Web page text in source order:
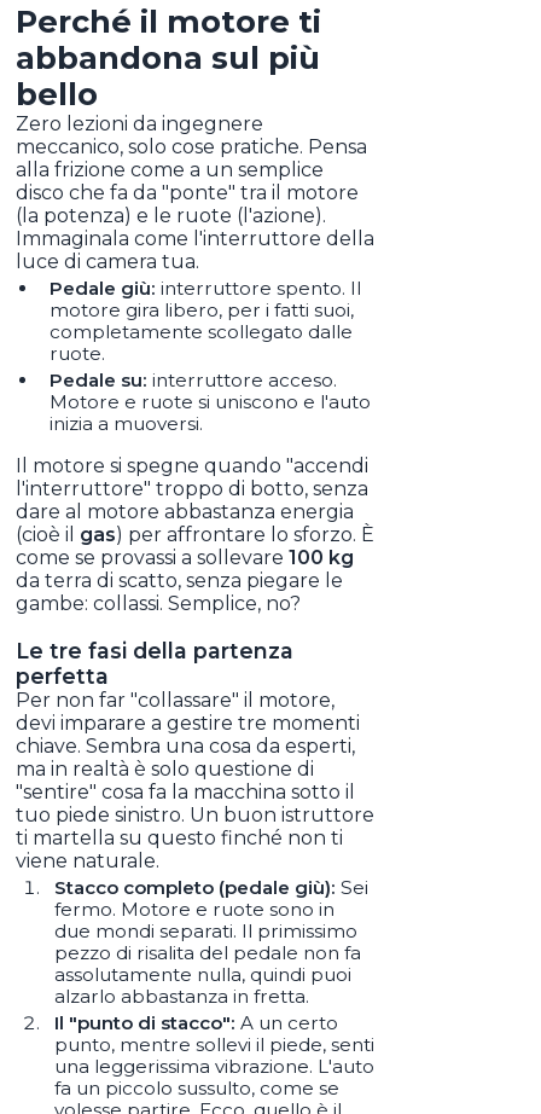
Perché il motore ti
abbandona sul più
bello
Zero lezioni da ingegnere
meccanico, solo cose pratiche. Pensa
alla frizione come a un semplice
disco che fa da "ponte" tra il motore
(la potenza) e le ruote (l'azione).
Immaginala come l'interruttore della
luce di camera tua.
Pedale giù: interruttore spento. Il
motore gira libero, per i fatti suoi,
completamente scollegato dalle
ruote.
Pedale su: interruttore acceso.
Motore e ruote si uniscono e l'auto
inizia a muoversi.
Il motore si spegne quando "accendi
l'interruttore" troppo di botto, senza
dare al motore abbastanza energia
(cioè il gas) per affrontare lo sforzo. È
come se provassi a sollevare100 kg
da terra di scatto, senza piegare le
gambe: collassi. Semplice, no?
Le tre fasi della partenza
perfetta
Per non far "collassare" il motore,
devi imparare a gestire tre momenti
chiave. Sembra una cosa da esperti,
ma in realtà è solo questione di
"sentire" cosa fa la macchina sotto il
tuo piede sinistro. Un buon istruttore
ti martella su questo finché non ti
viene naturale.
Stacco completo (pedale giù): Sei
fermo. Motore e ruote sono in
due mondi separati. Il primissimo
pezzo di risalita del pedale non fa
assolutamente nulla, quindi puoi
alzarlo abbastanza in fretta.
Il "punto di stacco": A un certo
punto, mentre sollevi il piede, senti
una leggerissima vibrazione. L'auto
fa un piccolo sussulto, come se